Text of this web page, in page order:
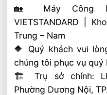
🏡 Máy Công
VIETSTANDARD |
Trung – Nam
🔶 Quý khách vui
chúng tôi phục vụ
🏗 Trụ sở chính:
Phường Dương Nội,